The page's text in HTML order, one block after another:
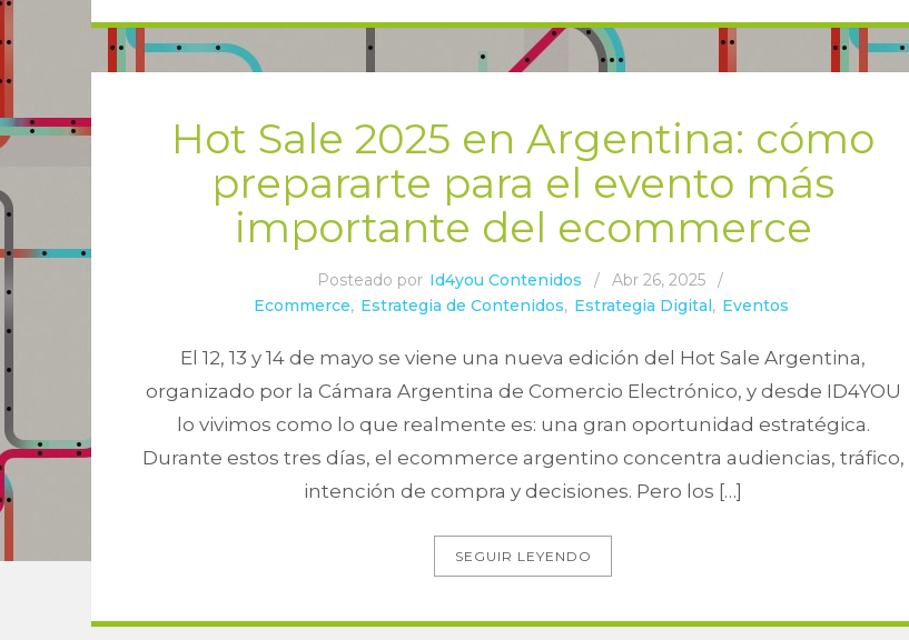
Hot Sale 2025 en Argentina: cómo
prepararte para el evento más
importante del ecommerce
Posteado por Id4you Contenidos / Abr 26, 2025
/
Ecommerce, Estrategia de Contenidos, Estrategia Digital, Eventos
El 12, 13 y 14 de mayo se viene una nueva edición del Hot Sale Argentina,
organizado por la Cámara Argentina de Comercio Electrónico, y desde ID4YOU
lo vivimos como lo que realmente es: una gran oportunidad estratégica.
Durante estos tres días, el ecommerce argentino concentra audiencias, tráfico,
intención de compra y decisiones. Pero los […]
SEGUIR LEYENDO